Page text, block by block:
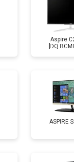
Aspire
ASPIRE